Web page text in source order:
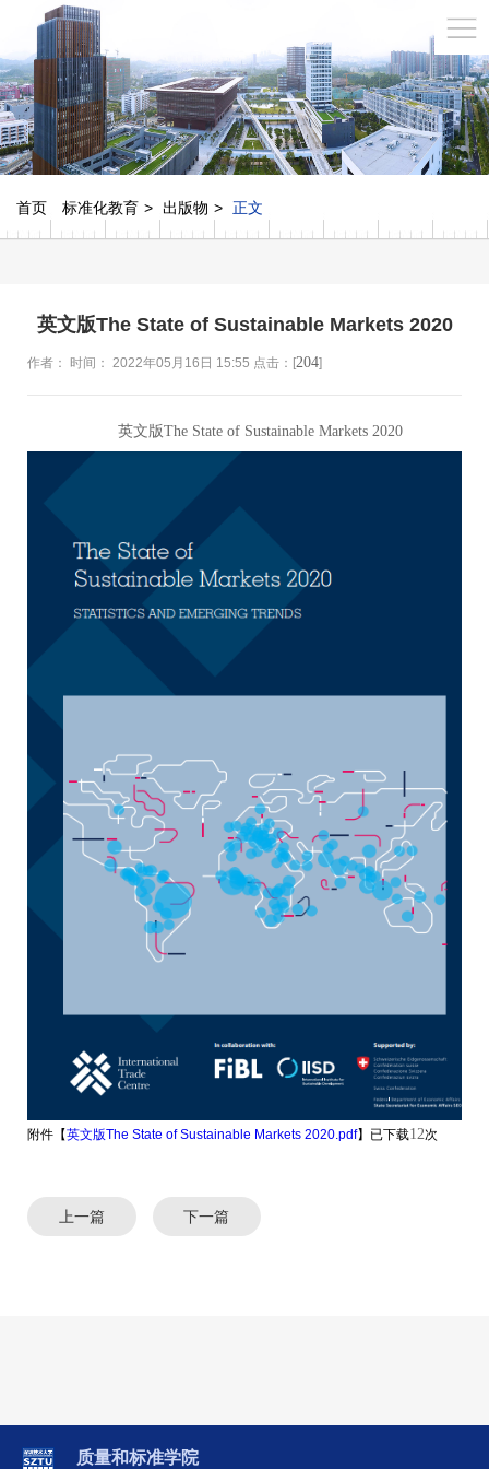
首页 标准化教育 出版物 正文
英文版The State of Sustainable Markets 2020
作者： 时间： 2022年05月16日 15:55 点击：[204]
英文版The State of Sustainable Markets 2020
附件【英文版The State of Sustainable Markets 2020.pdf】已下载12次
上一篇 下一篇
质量和标准学院